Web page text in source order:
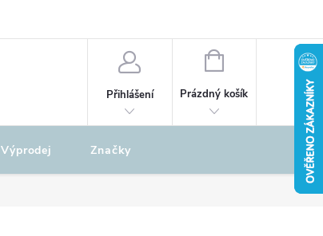
Přihlášení
NÁKUPNÍ
Prázdný košík
Výprodej Značky